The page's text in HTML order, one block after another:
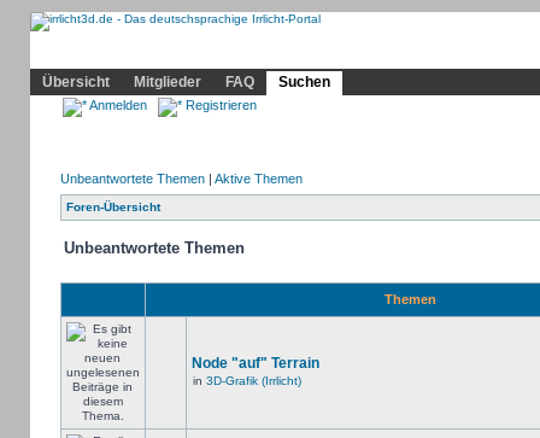
Übersicht
Mitglieder FAQ Suchen
Anmelden Registrieren
Unbeantwortete Themen| Aktive Themen
Foren-Übersicht
Unbeantwortete Themen
Themen
Node "auf" Terrain
in 3D-Grafik (Irrlicht)